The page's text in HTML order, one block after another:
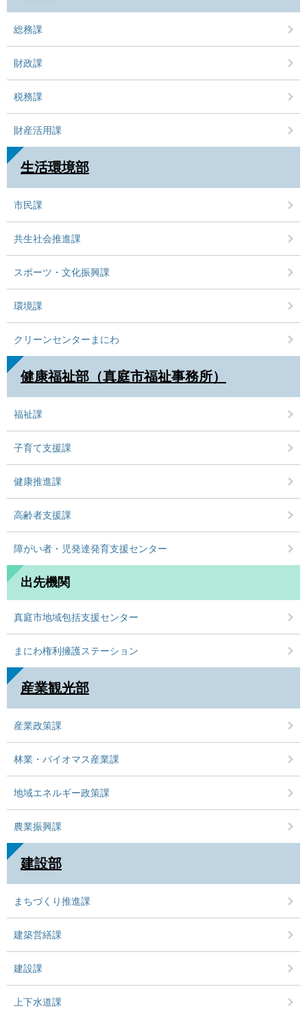
総務課
財政課
税務課
財産活用課
生活環境部
市民課
共生社会推進課
スポーツ・文化振興課
環境課
クリーンセンターまにわ
健康福祉部（真庭市福祉事務所）
福祉課
子育て支援課
健康推進課
高齢者支援課
障がい者・児発達発育支援センター
出先機関
真庭市地域包括支援センター
まにわ権利擁護ステーション
産業観光部
産業政策課
林業・バイオマス産業課
地域エネルギー政策課
農業振興課
建設部
まちづくり推進課
建築営繕課
建設課
上下水道課